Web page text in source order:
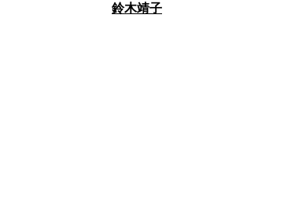
鈴木靖子